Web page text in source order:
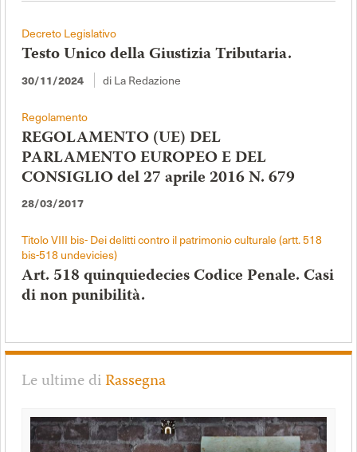
Decreto Legislativo
Testo Unico della Giustizia Tributaria.
30/11/2024 di La Redazione
Regolamento
REGOLAMENTO (UE) DEL
PARLAMENTO EUROPEO E DEL
CONSIGLIO del 27 aprile 2016 N. 679
28/03/2017
Titolo VIII bis- Dei delitti contro il patrimonio culturale (artt. 518
bis-518 undevicies)
Art. 518 quinquiedecies Codice Penale. Casi
di non punibilità.
Le ultime diRassegna